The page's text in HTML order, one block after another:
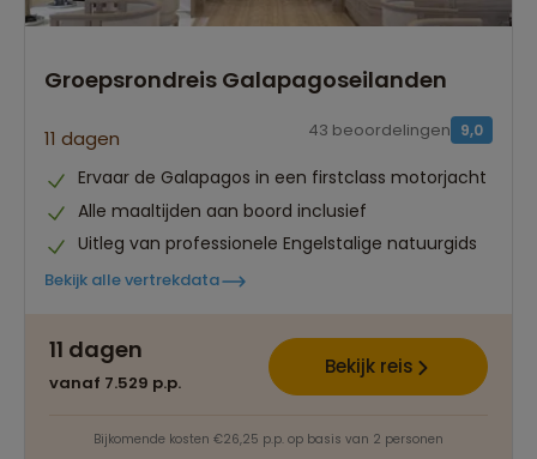
Groepsrondreis Galapagoseilanden
11 dagen 9,0
43 beoordelingen
Ervaar de Galapagos in een firstclass motorjacht
Alle maaltijden aan boord inclusief
Uitleg van professionele Engelstalige natuurgids
Bekijk alle vertrekdata
11 dagen
vanaf 7.529 p.p.
Bekijk reis
Bijkomende kosten €26,25 p.p. op basis van 2 personen
Best beoordeelde reisroutes
Het grootste reisaanbod
Persoonlijk én deskundig reisadvies